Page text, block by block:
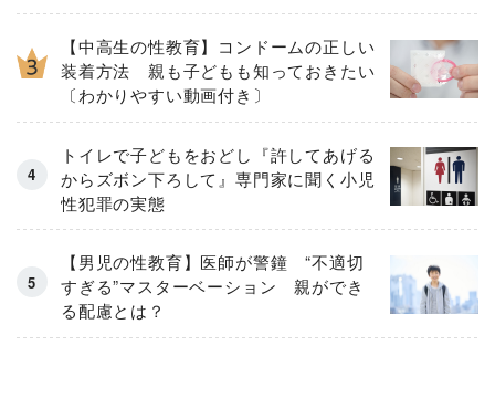
【中高生の性教育】コンドームの正しい
装着方法 親も子どもも知っておきたい
〔わかりやすい動画付き〕
トイレで子どもをおどし『許してあげる
からズボン下ろして』専門家に聞く小児
性犯罪の実態
【男児の性教育】医師が警鐘 “不適切
すぎる”マスターベーション 親ができ
る配慮とは？